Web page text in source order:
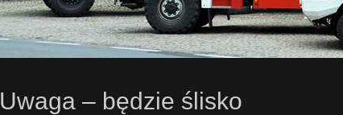
Uwaga – będzie ślisko